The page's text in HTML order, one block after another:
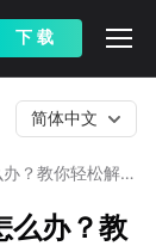
下 载
办？教你轻松解
简体中文
么办？教